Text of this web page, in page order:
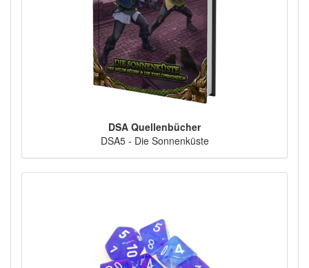
DSA Quellenbücher
DSA5 - Die Sonnenküste